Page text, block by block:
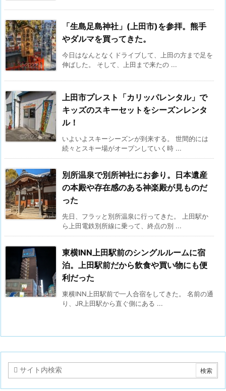
「生島足島神社」(上田市)を参拝。熊手
やダルマを買ってきた。
今日はなんとなくドライブして、上田の方まで足を
伸ばした。 そして、上田まで来たの ...
上田市プレスト「カリッパレンタル」で
キッズのスキーセットをシーズンレンタ
ル！
いよいよスキーシーズンが到来する。 世間的には
続々とスキー場がオープンしていく時 ...
別所温泉で別所神社にお参り。日本遺産
の本殿や存在感のある神楽殿が見ものだ
った
先日、フラッと別所温泉に行ってきた。 上田駅か
ら上田電鉄別所線に乗って、終点の別 ...
東横INN上田駅前のシングルルームに宿
泊。上田駅前だから飲食や買い物にも便
利だった
東横INN上田駅前で一人合宿をしてきた。 名前の通
り、JR上田駅から直ぐ側にある ...